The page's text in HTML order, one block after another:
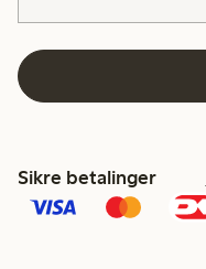
Sikre betalinger